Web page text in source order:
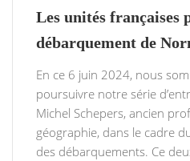
Les unités françaises
débarquement de
En ce 6 juin 2024, nous
poursuivre notre série
Michel Schepers, ancien
géographie, dans le cadre
des débarquements. Ce